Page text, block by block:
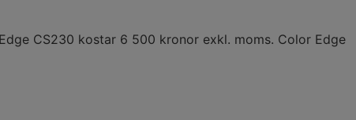
CS230 kostar 6 500 kronor exkl. moms. Color Edge